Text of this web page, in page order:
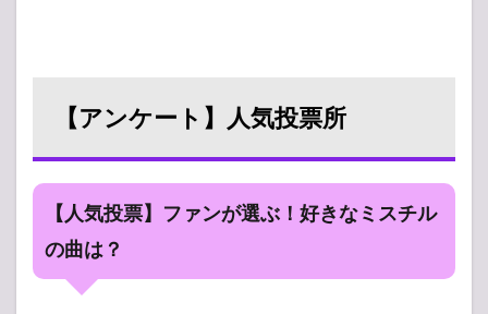
【アンケート】人気投票所
【人気投票】ファンが選ぶ！好きなミスチル
の曲は？